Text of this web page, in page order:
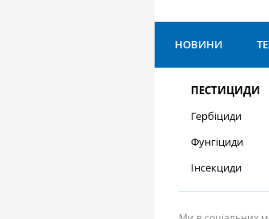
НОВИНИ
ПЕСТИЦИДИ
Гербіциди
Фунгіциди
Інсекциди